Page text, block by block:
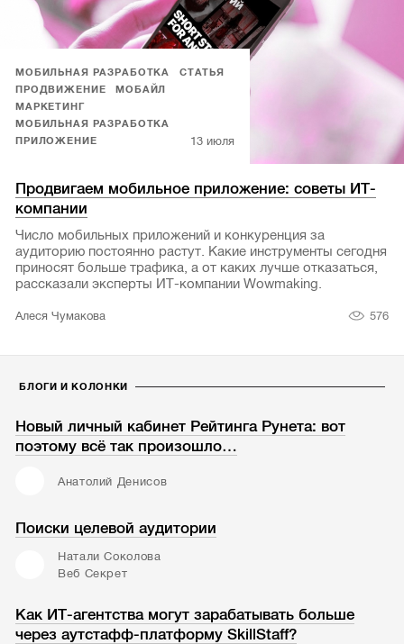
МОБИЛЬНАЯ РАЗРАБОТКА
СТАТЬЯ
ПРОДВИЖЕНИЕ
МОБАЙЛ
МАРКЕТИНГ
МОБИЛЬНАЯ РАЗРАБОТКА
ПРИЛОЖЕНИЕ
13 июля
Продвигаем мобильное приложение: советы ИТ-
компании
Число мобильных приложений и конкуренция за
аудиторию постоянно растут. Какие инструменты сегодня
приносят больше трафика, а от каких лучше отказаться,
рассказали эксперты ИТ-компании Wowmaking.
Алеся Чумакова 576
БЛОГИ И КОЛОНКИ
Новый личный кабинет Рейтинга Рунета: вот
поэтому всё так произошло…
Анатолий Денисов
Поиски целевой аудитории
Натали Соколова
Веб Секрет
Как ИТ-агентства могут зарабатывать больше
через аутстафф-платформу SkillStaff?